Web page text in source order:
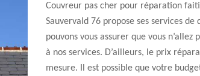
Couvreur pas cher pour réparation
Sauvervald 76 propose ses services
pouvons vous assurer que vous
à nos services. D’ailleurs, le prix
mesure. Il est possible que votre